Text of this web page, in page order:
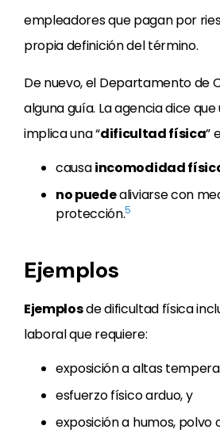
empleadores que pagan por
propia definición del término.
De nuevo, el Departamento de
alguna guía. La agencia dice
implica una “dificultad física”
causaincomodidad
no puedealiviarse con
protección.5
Ejemplos
Ejemplosde dificultad física
laboral que requiere:
exposición a altas
esfuerzo físico arduo, y
exposición a humos, polvo